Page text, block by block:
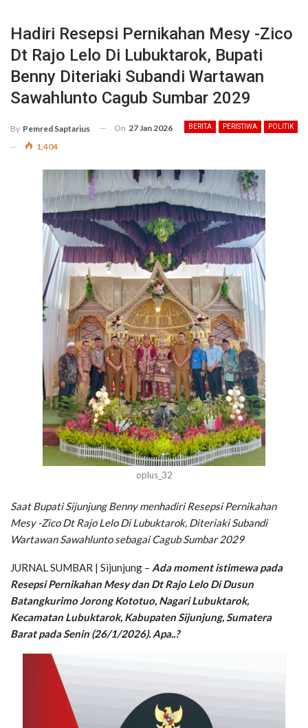
Hadiri Resepsi Pernikahan Mesy -Zico
Dt Rajo Lelo Di Lubuktarok, Bupati
Benny Diteriaki Subandi Wartawan
Sawahlunto Cagub Sumbar 2029
BERITA PERISTIWA POLITIK
By Pemred Saptarius On 27 Jan 2026
1,404
oplus_32
Saat Bupati Sijunjung Benny menhadiri Resepsi Pernikahan
Mesy -Zico Dt Rajo Lelo Di Lubuktarok, Diteriaki Subandi
Wartawan Sawahlunto sebagai Cagub Sumbar 2029
JURNAL SUMBAR | Sijunjung – Ada moment istimewa pada
Resepsi Pernikahan Mesy dan Dt Rajo Lelo Di Dusun
Batangkurimo Jorong Kototuo, Nagari Lubuktarok,
Kecamatan Lubuktarok, Kabupaten Sijunjung, Sumatera
Barat pada Senin (26/1/2026). Apa..?